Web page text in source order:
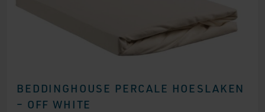
BEDDINGHOUSE PERCALE HOESLAKEN
– OFF WHITE